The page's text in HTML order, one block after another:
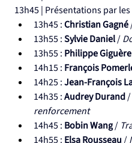
13h45 | Présentations par
13h45 : Christian Gagné
13h55 : Sylvie Daniel /
13h55 : Philippe Giguère
14h15 : François
14h25 : Jean-François
14h35 : Audrey Durand /
renforcement
14h45 : Bobin Wang /
14h55 : Elsa Rousseau /